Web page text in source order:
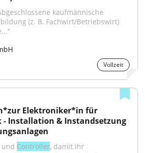
(z. B. Fachwirt/Betriebswirt)
Vollzeit
Elektroniker*in für
- Installation & Instandsetzung
und Controller, damit ihr